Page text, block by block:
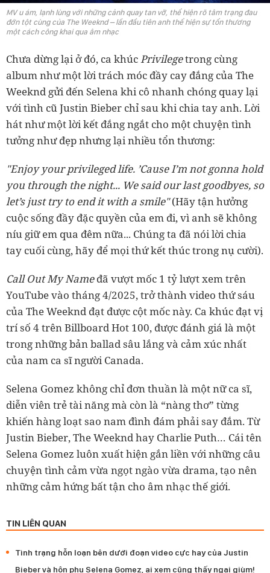
MV u ám, lạnh lùng với những cảnh quay tan vỡ, thể hiện rõ tâm trạng đau
đớn tột cùng của The Weeknd – lần đầu tiên anh thể hiện sự tổn thương
một cách công khai qua âm nhạc
Chưa dừng lại ở đó, ca khúcPrivilegetrong cùng
album như một lời trách móc đầy cay đắng của The
Weeknd gửi đến Selena khi cô nhanh chóng quay lại
với tình cũ Justin Bieber chỉ sau khi chia tay anh. Lời
hát như một lời kết đắng ngắt cho một chuyện tình
tưởng như đẹp nhưng lại nhiều tổn thương:
"Enjoy your privileged life. ’Cause I’m not gonna hold
you through the night... We said our last goodbyes, so
let’s just try to end it with a smile"(Hãy tận hưởng
cuộc sống đầy đặc quyền của em đi, vì anh sẽ không
níu giữ em qua đêm nữa... Chúng ta đã nói lời chia
tay cuối cùng, hãy để mọi thứ kết thúc trong nụ cười).
Call Out My Nameđã vượt mốc 1 tỷ lượt xem trên
YouTube vào tháng 4/2025, trở thành video thứ sáu
của The Weeknd đạt được cột mốc này. Ca khúc đạt vị
trí số 4 trên Billboard Hot 100, được đánh giá là một
trong những bản ballad sâu lắng và cảm xúc nhất
của nam ca sĩ người Canada.
Selena Gomez không chỉ đơn thuần là một nữ ca sĩ,
diễn viên trẻ tài năng mà còn là “nàng thơ” từng
khiến hàng loạt sao nam đình đám phải say đắm. Từ
Justin Bieber, The Weeknd hay Charlie Puth… Cái tên
Selena Gomez luôn xuất hiện gắn liền với những câu
chuyện tình cảm vừa ngọt ngào vừa drama, tạo nên
những cảm hứng bất tận cho âm nhạc thế giới.
TIN LIÊN QUAN
Tình trạng hỗn loạn bên dưới đoạn video cực hay của Justin
Bieber và hôn phu Selena Gomez, ai xem cũng thấy ngại giùm!